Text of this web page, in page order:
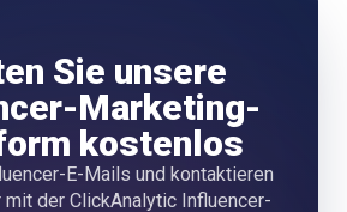
Sie unsere
Marketing-
kostenlos
E-Mails und kontaktieren
der ClickAnalytic Influencer-